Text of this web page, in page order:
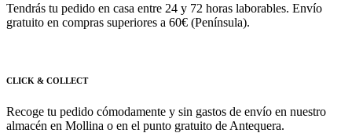
Tendrás tu pedido en casa entre 24 y 72 horas laborables. Envío
gratuito en compras superiores a 60€ (Península).
CLICK & COLLECT
Recoge tu pedido cómodamente y sin gastos de envío en nuestro
almacén en Mollina o en el punto gratuito de Antequera.